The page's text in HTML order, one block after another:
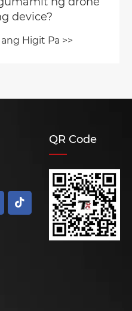
device?
Higit Pa >>
QR Code